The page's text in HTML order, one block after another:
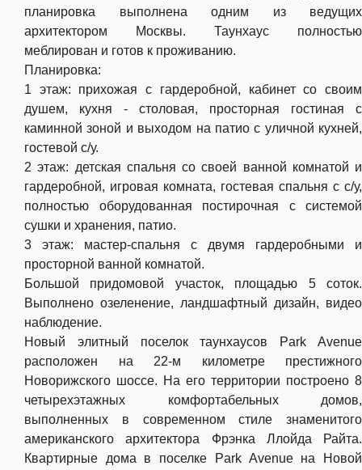
планировка выполнена одним из ведущих
архитектором Москвы. Таунхаус полностью
меблирован и готов к проживанию.
Планировка:
1 этаж: прихожая с гардеробной, кабинет со своим
душем, кухня - столовая, просторная гостиная с
каминной зоной и выходом на патио с уличной кухней,
гостевой с/у.
2 этаж: детская спальня со своей ванной комнатой и
гардеробной, игровая комната, гостевая спальня с с/у,
полностью оборудованная постирочная с системой
сушки и хранения, патио.
3 этаж: мастер-спальня с двумя гардеробными и
просторной ванной комнатой.
Большой придомовой участок, площадью 5 соток.
Выполнено озеленение, ландшафтный дизайн, видео
наблюдение.
Новый элитный поселок таунхаусов Park Avenue
расположен на 22-м километре престижного
Новорижского шоссе. На его территории построено 8
четырехэтажных комфортабельных домов,
выполненных в современном стиле знаменитого
американского архитектора Фрэнка Ллойда Райта.
Квартирные дома в поселке Park Avenue на Новой